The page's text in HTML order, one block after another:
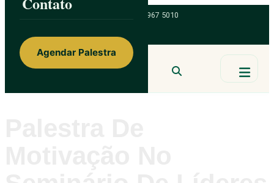
47 9 9967 5010
Ainor Lotério
Agendar Palestra